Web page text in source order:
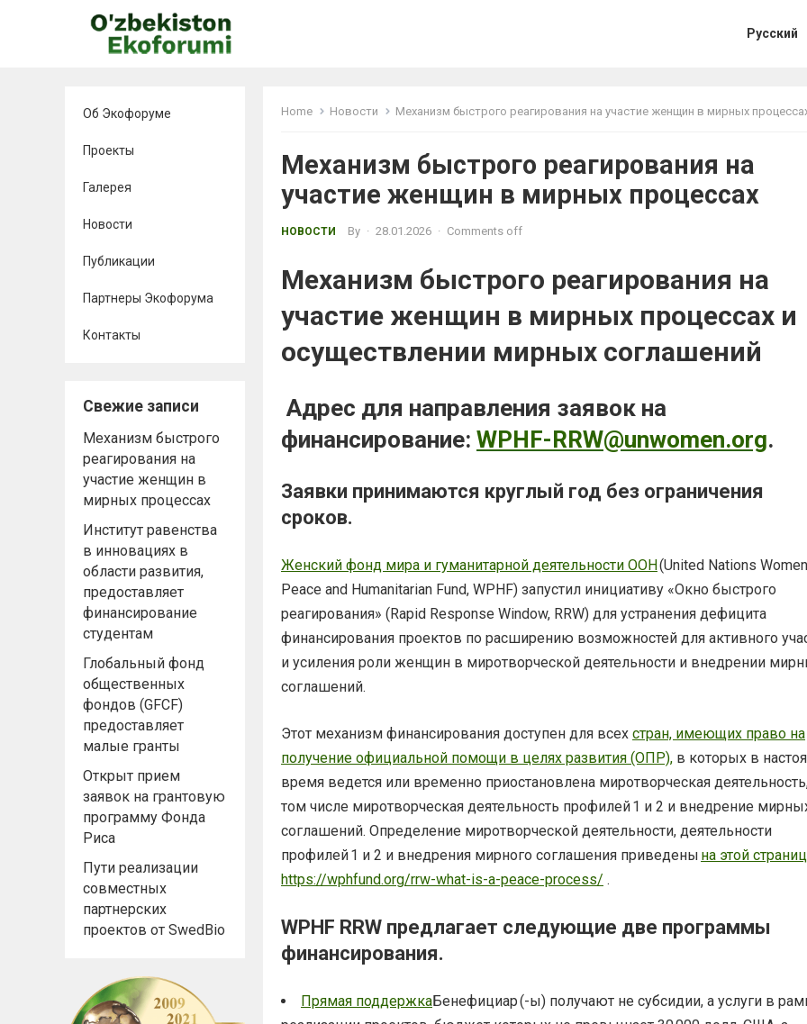
Русский
Об Экофоруме
Проекты
Галерея
Новости
Публикации
Партнеры Экофорума
Контакты
Свежие записи
Механизм быстрого
реагирования на
участие женщин в
мирных процессах
Институт равенства
в инновациях в
области развития,
предоставляет
финансирование
студентам
Глобальный фонд
общественных
фондов (GFCF)
предоставляет
малые гранты
Открыт прием
заявок на грантовую
программу Фонда
Риса
Пути реализации
совместных
партнерских
проектов от SwedBio
Home Новости Механизм быстрого реагирования на участие женщин в мирных
Механизм быстрого реагирования на
участие женщин в мирных процессах
НОВОСТИ By · 28.01.2026 · Comments off
Механизм быстрого реагирования на
участие женщин в мирных процессах и
осуществлении мирных соглашений
Адрес для направления заявок на
финансирование: WPHF-RRW@unwomen.org.
Заявки принимаются круглый год без ограничения
сроков.
Женский фонд мира и гуманитарной деятельности ООН(United Nations
Peace and Humanitarian Fund, WPHF) запустил инициативу «Окно быстрого
реагирования» (Rapid Response Window, RRW) для устранения дефицита
финансирования проектов по расширению возможностей для активного
и усиления роли женщин в миротворческой деятельности и внедрении
соглашений.
Этот механизм финансирования доступен для всех стран, имеющих право на
получение официальной помощи в целях развития (ОПР), в которых в
время ведется или временно приостановлена миротворческая
том числе миротворческая деятельность профилей 1 и 2 и внедрение
соглашений. Определение миротворческой деятельности, деятельности
профилей 1 и 2 и внедрения мирного соглашения приведены на этой
https://wphfund.org/rrw-what-is-a-peace-process/ .
WPHF RRW предлагает следующие две программы
финансирования.
Прямая поддержкаБенефициар (-ы) получают не субсидии, а услуги в